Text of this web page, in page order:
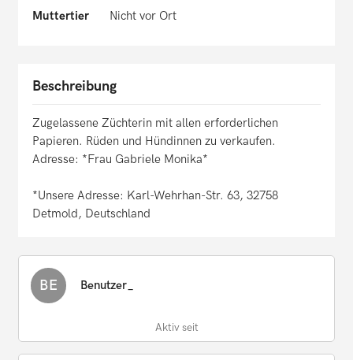
Muttertier
Nicht vor Ort
Beschreibung
Zugelassene Züchterin mit allen erforderlichen
Papieren. Rüden und Hündinnen zu verkaufen.
Adresse: *Frau Gabriele Monika*
*Unsere Adresse: Karl-Wehrhan-Str. 63, 32758
Detmold, Deutschland
BE Benutzer_
Aktiv seit